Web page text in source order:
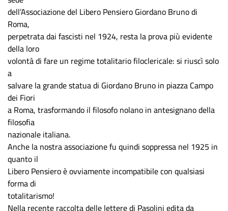
dell’Associazione del Libero Pensiero Giordano Bruno di
Roma,
perpetrata dai fascisti nel 1924, resta la prova più evidente
della loro
volontà di fare un regime totalitario filoclericale: si riuscì solo
a
salvare la grande statua di Giordano Bruno in piazza Campo
dei Fiori
a Roma, trasformando il filosofo nolano in antesignano della
filosofia
nazionale italiana.
Anche la nostra associazione fu quindi soppressa nel 1925 in
quanto il
Libero Pensiero è ovviamente incompatibile con qualsiasi
forma di
totalitarismo!
Nella recente raccolta delle lettere di Pasolini edita da